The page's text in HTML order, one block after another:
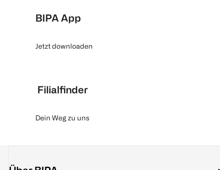
BIPA App
Jetzt downloaden
Filialfinder
Dein Weg zu uns